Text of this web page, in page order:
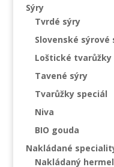
Sýry
Tvrdé sýry
Slovenské
Loštické tvarůžky
Tavené sýry
Tvarůžky speciál
Niva
BIO gouda
Nakládané
Nakládaný